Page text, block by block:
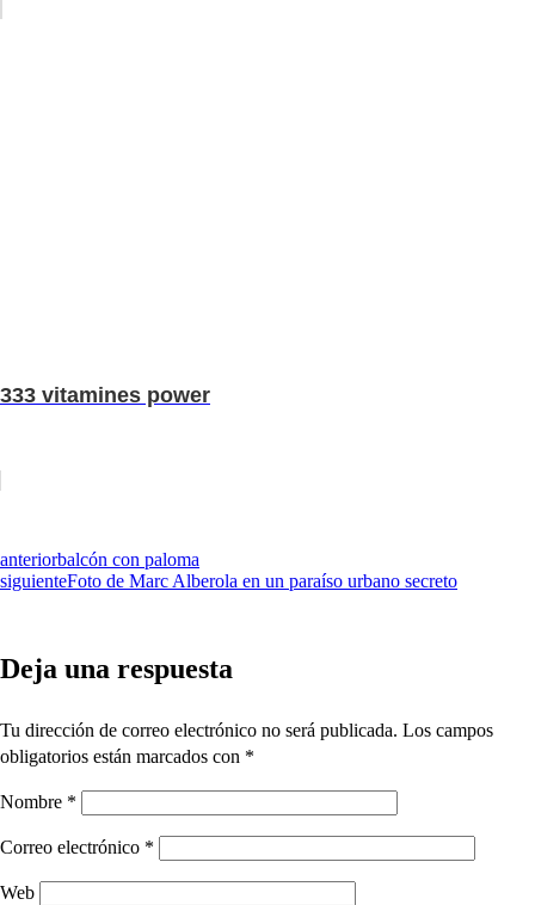
333 vitamines power
anteriorbalcón con paloma
siguienteFoto de Marc Alberola en un paraíso urbano secreto
Deja una respuesta
Tu dirección de correo electrónico no será publicada. Los campos
obligatorios están marcados con *
Nombre *
Correo electrónico *
Web